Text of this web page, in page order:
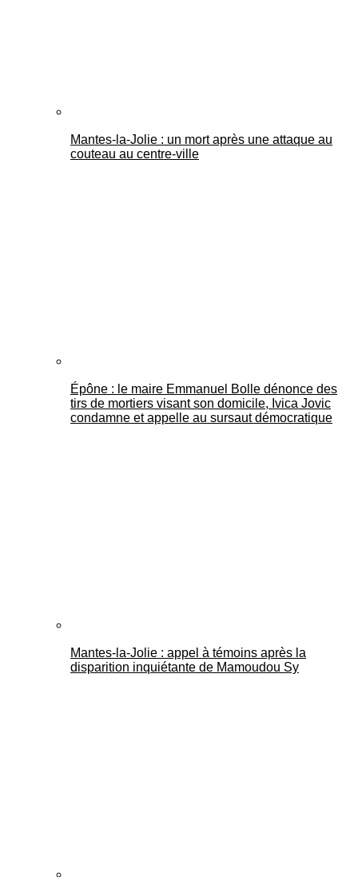
Mantes-la-Jolie : un mort après une attaque au
couteau au centre-ville
Épône : le maire Emmanuel Bolle dénonce des
tirs de mortiers visant son domicile, Ivica Jovic
condamne et appelle au sursaut démocratique
Mantes-la-Jolie : appel à témoins après la
disparition inquiétante de Mamoudou Sy